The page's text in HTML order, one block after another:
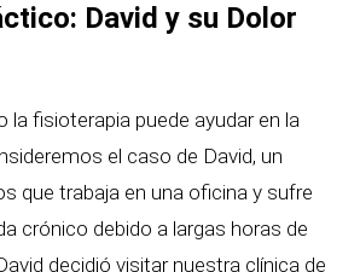
David y su Dolor
la fisioterapia puede ayudar en la
el caso de David, un
que trabaja en una oficina y sufre
crónico debido a largas horas de
decidió visitar nuestra clínica de